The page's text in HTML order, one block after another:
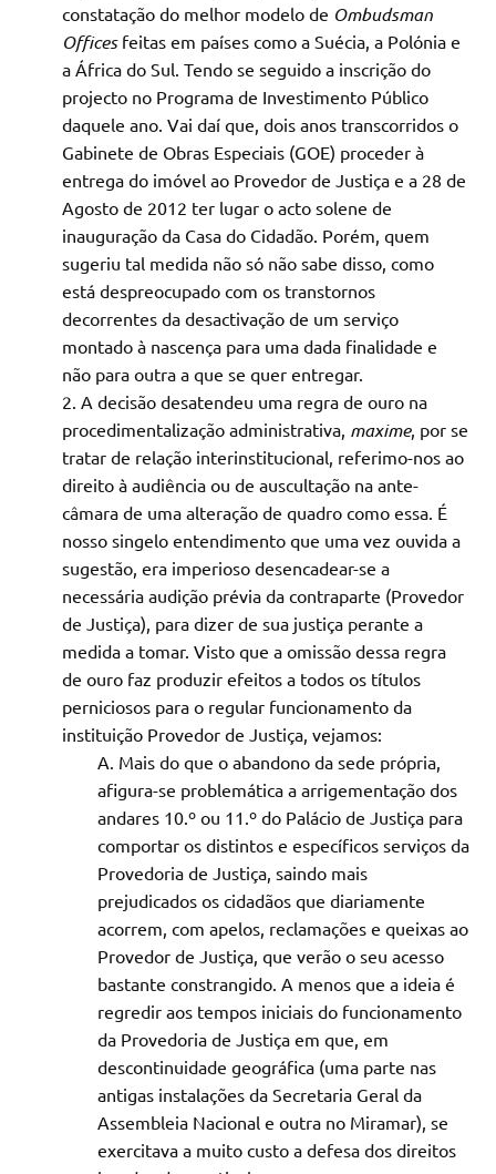
constatação do melhor modelo de Ombudsman
Officesfeitas em países como a Suécia, a Polónia e
a África do Sul. Tendo se seguido a inscrição do
projecto no Programa de Investimento Público
daquele ano. Vai daí que, dois anos transcorridos o
Gabinete de Obras Especiais (GOE) proceder à
entrega do imóvel ao Provedor de Justiça e a 28 de
Agosto de 2012 ter lugar o acto solene de
inauguração da Casa do Cidadão. Porém, quem
sugeriu tal medida não só não sabe disso, como
está despreocupado com os transtornos
decorrentes da desactivação de um serviço
montado à nascença para uma dada finalidade e
não para outra a que se quer entregar.
A decisão desatendeu uma regra de ouro na
procedimentalização administrativa, maxime, por se
tratar de relação interinstitucional, referimo-nos ao
direito à audiência ou de auscultação na ante-
câmara de uma alteração de quadro como essa. É
nosso singelo entendimento que uma vez ouvida a
sugestão, era imperioso desencadear-se a
necessária audição prévia da contraparte (Provedor
de Justiça), para dizer de sua justiça perante a
medida a tomar. Visto que a omissão dessa regra
de ouro faz produzir efeitos a todos os títulos
perniciosos para o regular funcionamento da
instituição Provedor de Justiça, vejamos:
Mais do que o abandono da sede própria,
afigura-se problemática a arrigementação dos
andares 10.º ou 11.º do Palácio de Justiça para
comportar os distintos e específicos serviços da
Provedoria de Justiça, saindo mais
prejudicados os cidadãos que diariamente
acorrem, com apelos, reclamações e queixas ao
Provedor de Justiça, que verão o seu acesso
bastante constrangido. A menos que a ideia é
regredir aos tempos iniciais do funcionamento
da Provedoria de Justiça em que, em
descontinuidade geográfica (uma parte nas
antigas instalações da Secretaria Geral da
Assembleia Nacional e outra no Miramar), se
exercitava a muito custo a defesa dos direitos